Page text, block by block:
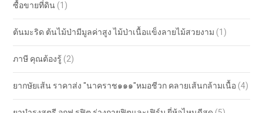
ซื้อขายที่ดิน (1)
ต้นมะริด ต้นไม้ป่ามีมูลค่าสูง ไม้ป่าเนื้อแข็งลายไม้สวยงาม (1)
ภาษี คุณต้องรู้ (2)
ยากษัยเส้น ราคาส่ง "นาคราช๑๑๑"หมอชีวก คลายเส้นกล้ามเนื้อ (4)